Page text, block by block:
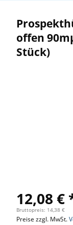
offen
Stück)
12,08 €
Bruttopreis: 14,38 €
Preise zzgl. MwSt.